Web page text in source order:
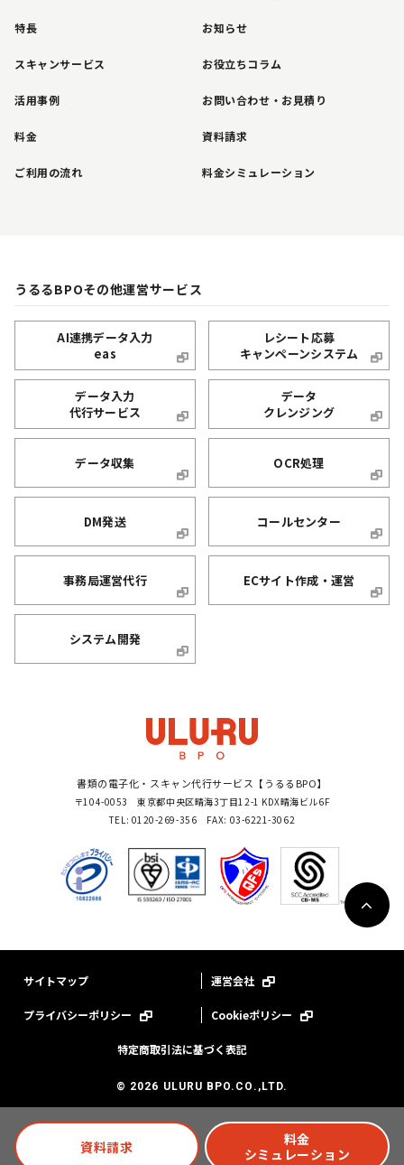
資料請求
料金
シミュレーション
特長
スキャンサービス
活用事例
料金
ご利用の流れ
お知らせ
お役立ちコラム
お問い合わせ・お見積り
資料請求
料金シミュレーション
うるるBPOその他運営サービス
AI連携データ入力
eas
レシート応募
キャンペーンシステム
データ入力
代行サービス
データ
クレンジング
データ収集 OCR処理
DM発送 コールセンター
事務局運営代行 ECサイト作成・運営
システム開発
書類の電子化・スキャン代行サービス【うるるBPO】
〒104-0053 東京都中央区晴海3丁目12-1 KDX晴海ビル6F
TEL: 0120-269-356 FAX: 03-6221-3062
サイトマップ 運営会社
プライバシーポリシー Cookieポリシー
特定商取引法に基づく表記
© 2026 ULURU BPO.CO.,LTD.